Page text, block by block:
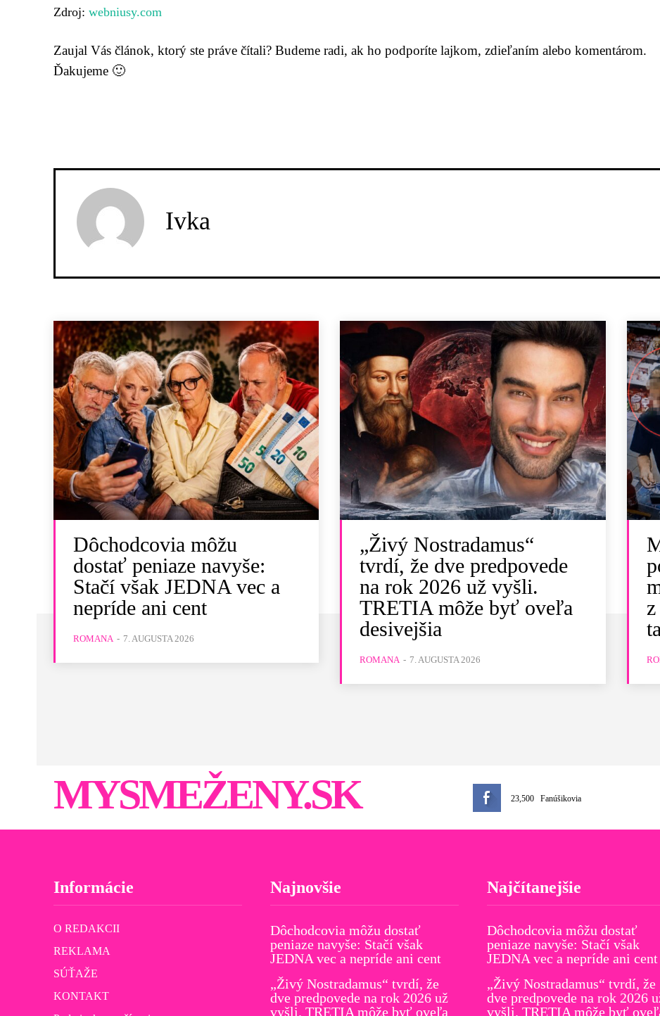
Zdroj: webniusy.com
Zaujal Vás článok, ktorý ste práve čítali? Budeme radi, ak ho podporíte lajkom, zdieľaním alebo komentárom.
Ďakujeme 🙂
Ivka
Dôchodcovia môžu
dostať peniaze navyše:
Stačí však JEDNA vec a
nepríde ani cent
ROMANA - 7. AUGUSTA 2026
„Živý Nostradamus“
tvrdí, že dve predpovede
na rok 2026 už vyšli.
TRETIA môže byť oveľa
desivejšia
ROMANA - 7. AUGUSTA 2026
MYSMEŽENY.SK 23,500 Fanúšikovia
Informácie
O REDAKCII
REKLAMA
SÚŤAŽE
KONTAKT
Najnovšie
Dôchodcovia môžu dostať
peniaze navyše: Stačí však
JEDNA vec a nepríde ani cent
„Živý Nostradamus“ tvrdí, že
dve predpovede na rok 2026 už
vyšli. TRETIA môže byť oveľa
Najčítanejšie
Dôchodcovia môžu dostať
peniaze navyše: Stačí však
JEDNA vec a nepríde ani cent
„Živý Nostradamus“ tvrdí, že
dve predpovede na rok 2026
vyšli. TRETIA môže byť